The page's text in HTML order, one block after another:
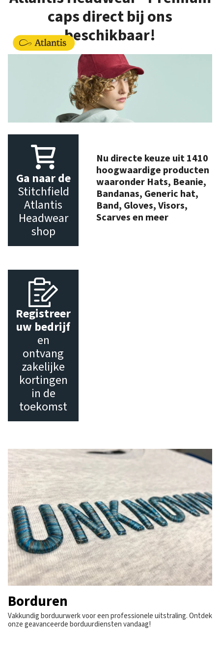
caps direct bij ons
beschikbaar!
Ga naar de
Stitchfield
Atlantis
Headwear
shop
Nu directe keuze uit 1410
hoogwaardige producten
waaronder Hats, Beanie,
Bandanas, Generic hat,
Band, Gloves, Visors,
Scarves en meer
Registreer
uw bedrijf
en
ontvang
zakelijke
kortingen
in de
toekomst
Borduren
Vakkundig borduurwerk voor een professionele uitstraling. Ontdek
onze geavanceerde borduurdiensten vandaag!